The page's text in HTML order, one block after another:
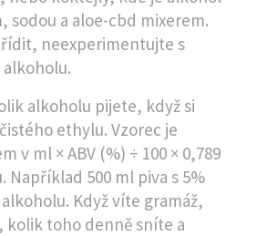
sodou a aloe-cbd mixerem.
neexperimentujte s
alkoholu.
alkoholu pijete, když si
ethylu. Vzorec je
v ml × ABV (%) ÷ 100 × 0,789
Například 500 ml piva s 5%
alkoholu. Když víte gramáž,
kolik toho denně sníte a